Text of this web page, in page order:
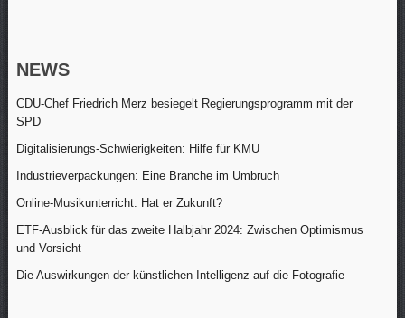
NEWS
CDU-Chef Friedrich Merz besiegelt Regierungsprogramm mit der
SPD
Digitalisierungs-Schwierigkeiten: Hilfe für KMU
Industrieverpackungen: Eine Branche im Umbruch
Online-Musikunterricht: Hat er Zukunft?
ETF-Ausblick für das zweite Halbjahr 2024: Zwischen Optimismus
und Vorsicht
Die Auswirkungen der künstlichen Intelligenz auf die Fotografie